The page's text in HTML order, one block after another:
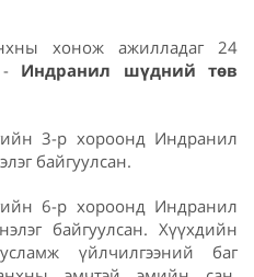
хонож ажилладаг 24
- Индранил шүдний төв
3-р хороонд Индранил
байгуулсан.
6-р хороонд Индранил
байгуулсан. Хүүхдийн
үйлчилгээний баг